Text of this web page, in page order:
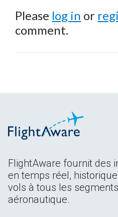
Please log in or
comment.
FlightAware fournit des
en temps réel,
vols à tous les
aéronautique.